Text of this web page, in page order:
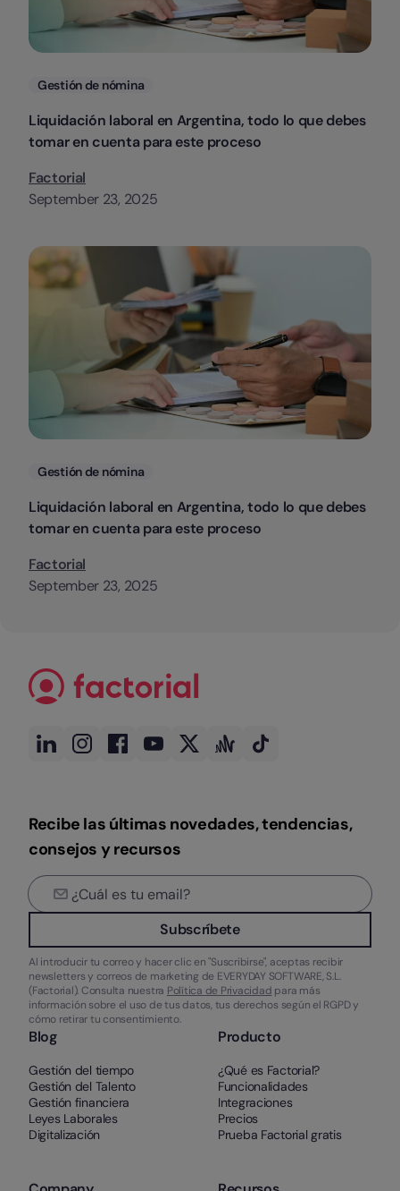
Categorias
Gestión de nómina
Liquidación laboral en Argentina, todo lo que debes
tomar en cuenta para este proceso
Factorial
September 23, 2025
Categorias
Gestión de nómina
Liquidación laboral en Argentina, todo lo que debes
tomar en cuenta para este proceso
Factorial
September 23, 2025
Recibe las últimas novedades, tendencias,
consejos y recursos
Subscríbete
Al introducir tu correo y hacer clic en "Suscribirse", aceptas recibir
newsletters y correos de marketing de EVERYDAY SOFTWARE, S.L.
(Factorial). Consulta nuestra Política de Privacidad para más
información sobre el uso de tus datos, tus derechos según el RGPD y
cómo retirar tu consentimiento.
Blog
Gestión del tiempo
Gestión del Talento
Gestión financiera
Leyes Laborales
Digitalización
Producto
¿Qué es Factorial?
Funcionalidades
Integraciones
Precios
Prueba Factorial gratis